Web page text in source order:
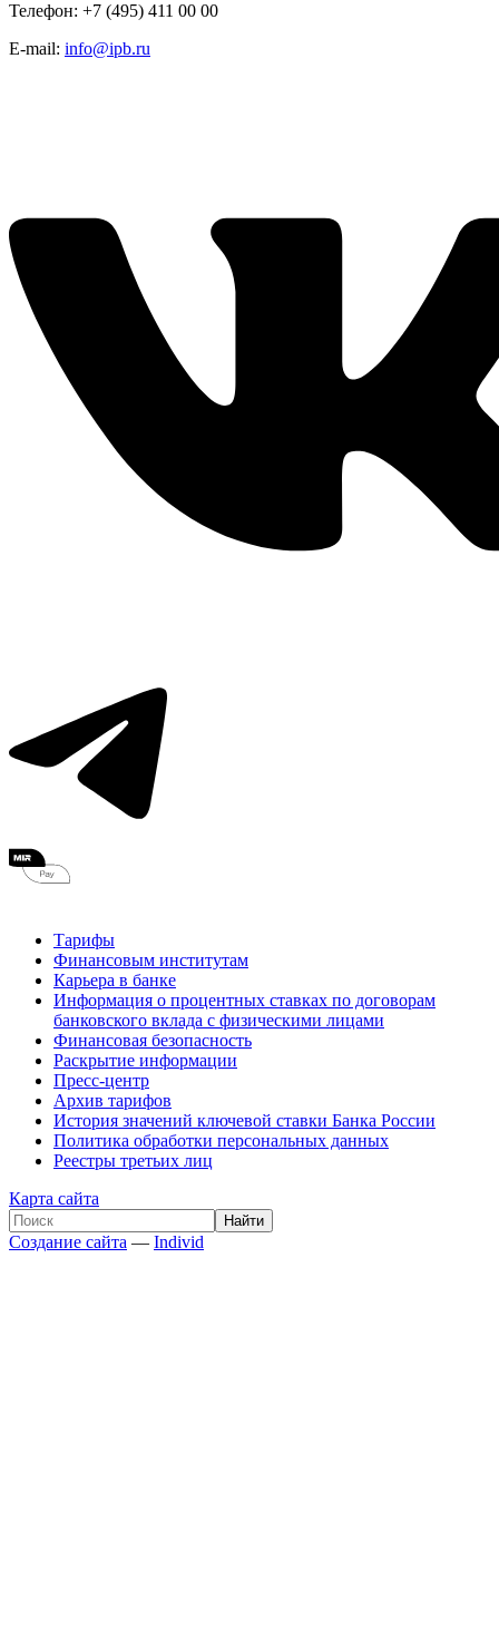
Телефон: +7 (495) 411 00 00
E-mail: info@ipb.ru
Тарифы
Финансовым институтам
Карьера в банке
Информация о процентных ставках по договорам
банковского вклада с физическими лицами
Финансовая безопасность
Раскрытие информации
Пресс-центр
Архив тарифов
История значений ключевой ставки Банка России
Политика обработки персональных данных
Реестры третьих лиц
Карта сайта
Создание сайта — Individ